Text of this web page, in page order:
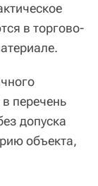
в торгово-
перечень
допуска
объекта,